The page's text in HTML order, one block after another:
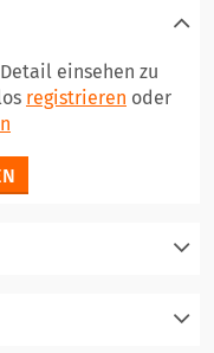
einsehen zu
registrieren oder